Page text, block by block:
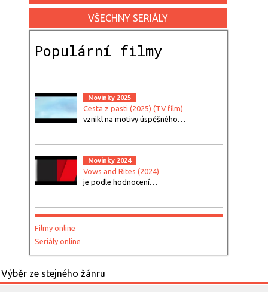
VŠECHNY SERIÁLY
Populární filmy
Novinky 2025
Cesta z pasti (2025) (TV film)
vznikl na motivy úspěšného…
Novinky 2024
Vows and Rites (2024)
je podle hodnocení…
Filmy online
Seriály online